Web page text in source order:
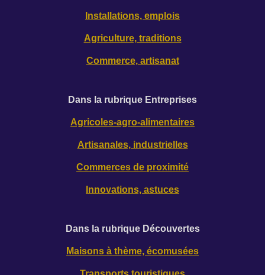
Installations, emplois
Agriculture, traditions
Commerce, artisanat
Dans la rubrique Entreprises
Agricoles-agro-alimentaires
Artisanales, industrielles
Commerces de proximité
Innovations, astuces
Dans la rubrique Découvertes
Maisons à thème, écomusées